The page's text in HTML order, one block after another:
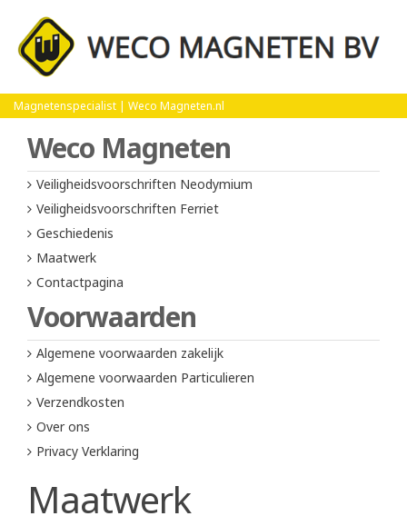
Magnetenspecialist | Weco Magneten.nl
Home
Weco Magneten
Veiligheidsvoorschriften Neodymium
Veiligheidsvoorschriften Ferriet
Geschiedenis
Maatwerk
Contactpagina
Voorwaarden
Algemene voorwaarden zakelijk
Algemene voorwaarden Particulieren
Verzendkosten
Over ons
Privacy Verklaring
Maatwerk